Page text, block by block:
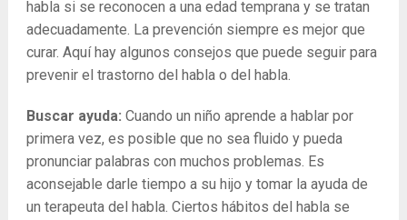
habla si se reconocen a una edad temprana y se tratan
adecuadamente. La prevención siempre es mejor que
curar. Aquí hay algunos consejos que puede seguir para
prevenir el trastorno del habla o del habla.
Buscar ayuda: Cuando un niño aprende a hablar por
primera vez, es posible que no sea fluido y pueda
pronunciar palabras con muchos problemas. Es
aconsejable darle tiempo a su hijo y tomar la ayuda de
un terapeuta del habla. Ciertos hábitos del habla se